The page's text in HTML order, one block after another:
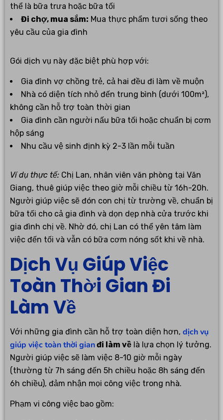
thể là bữa trưa hoặc bữa tối
Đi chợ, mua sắm: Mua thực phẩm tươi sống theo
yêu cầu của gia đình
Gói dịch vụ này đặc biệt phù hợp với:
Gia đình vợ chồng trẻ, cả hai đều đi làm về muộn
Nhà có diện tích nhỏ đến trung bình (dưới 100m²),
không cần hỗ trợ toàn thời gian
Gia đình cần người nấu bữa tối hoặc chuẩn bị cơm
hộp sáng
Nhu cầu vệ sinh định kỳ 2-3 lần mỗi tuần
Ví dụ thực tế: Chị Lan, nhân viên văn phòng tại Văn
Giang, thuê giúp việc theo giờ mỗi chiều từ 16h-20h.
Người giúp việc sẽ đón con chị từ trường về, chuẩn bị
bữa tối cho cả gia đình và dọn dẹp nhà cửa trước khi
gia đình chị về. Nhờ đó, chị Lan có thể yên tâm làm
việc đến tối và vẫn có bữa cơm nóng sốt khi về nhà.
Dịch Vụ Giúp Việc
Toàn Thời Gian Đi
Làm Về
Với những gia đình cần hỗ trợ toàn diện hơn, dịch vụ
giúp việc toàn thời gianđi làm về là lựa chọn lý tưởng.
Người giúp việc sẽ làm việc 8-10 giờ mỗi ngày
(thường từ 7h sáng đến 5h chiều hoặc 8h sáng đến
6h chiều), đảm nhận mọi công việc trong nhà.
Phạm vi công việc bao gồm: